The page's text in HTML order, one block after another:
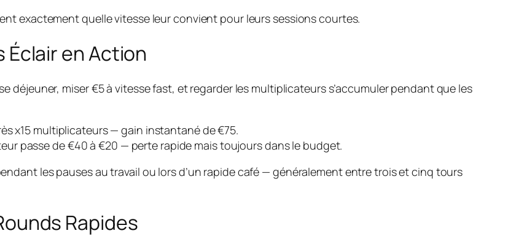
exactement quelle vitesse leur convient pour leurs sessions courtes.
Éclair en Action
déjeuner, miser €5 à vitesse fast, et regarder les multiplicateurs s’accumuler pendant que les
x15 multiplicateurs — gain instantané de €75.
passe de €40 à €20 — perte rapide mais toujours dans le budget.
les pauses au travail ou lors d’un rapide café — généralement entre trois et cinq tours
Rapides